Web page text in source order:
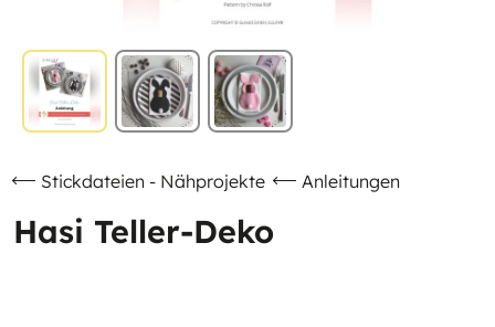
Stickdateien - Nähprojekte Anleitungen
Hasi Teller-Deko